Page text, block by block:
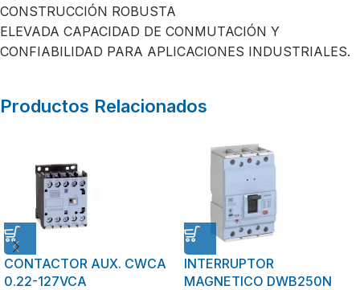
CONSTRUCCIÓN ROBUSTA
ELEVADA CAPACIDAD DE CONMUTACIÓN Y
CONFIABILIDAD PARA APLICACIONES INDUSTRIALES.
Productos Relacionados
CONTACTOR AUX. CWCA
0.22-127VCA
INTERRUPTOR
MAGNETICO DWB250N